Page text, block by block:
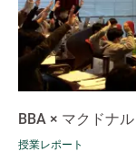
BBA × マクドナ
授業レポート